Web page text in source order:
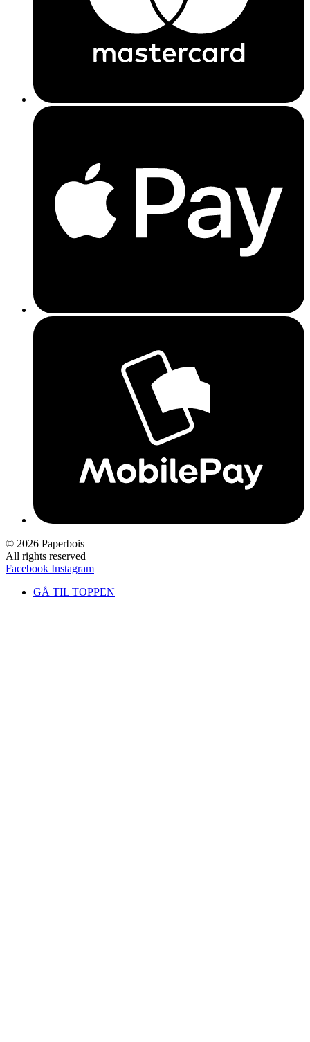
© 2026 Paperbois
All rights reserved
Facebook Instagram
GÅ TIL TOPPEN